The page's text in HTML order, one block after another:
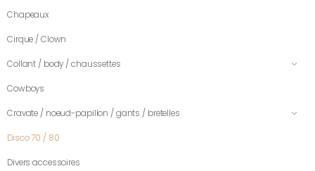
Chapeaux
Cirque / Clown
Collant / body / chaussettes
Cowboys
Cravate / noeud-papillon / gants / bretelles
Disco 70 / 80
Divers accessoires